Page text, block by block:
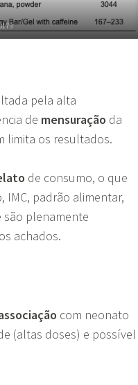
pela alta
de mensuração da
limita os resultados.
de consumo, o que
IMC, padrão alimentar,
são plenamente
achados.
com neonato
(altas doses) e possível